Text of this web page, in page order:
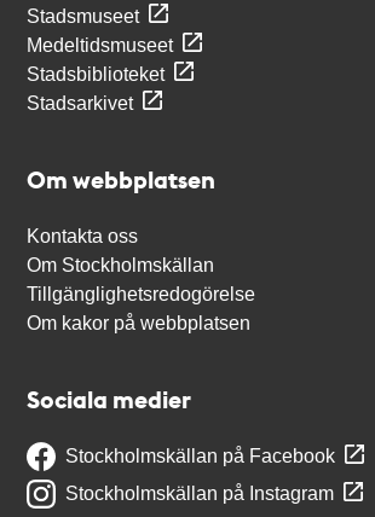
Stadsmuseet
Medeltidsmuseet
Stadsbiblioteket
Stadsarkivet
Om webbplatsen
Kontakta oss
Om Stockholmskällan
Tillgänglighetsredogörelse
Om kakor på webbplatsen
Sociala medier
Stockholmskällan på Facebook
Stockholmskällan på Instagram